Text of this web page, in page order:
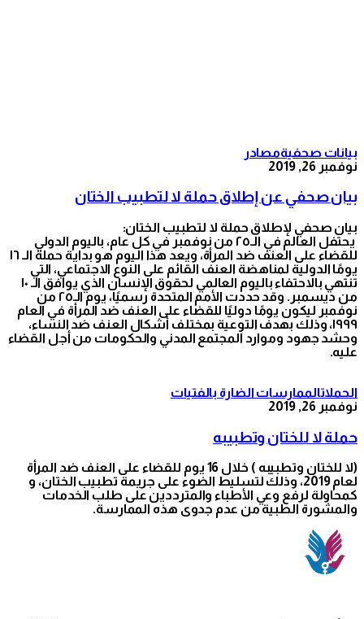
بيانات صحفيةمصادر
نوفمبر 26, 2019
بيان صحفي عن إطلاق حملة لا لتطبيب الختان
بيان صحفي لإطلاق حملة لا لتطبيب الختان:
يحتفل العالم في الـ٢٥ من نوفمبر في كل عام، باليوم الدولي
للقضاء على العنف ضد المرأة، ويعد هذا اليوم هو بداية حملة الـ ١٦
يومًا الدولية لمناهضة العنف القائم على النوع الاجتماعي، التي
تنتهي بالاحتفاء باليوم العالمي لحقوق الإنسان الذي يوافق الـ ١٠
من ديسمبر. وقد حددت الأمم المتحدة رسميًا، يوم الـ٢٥ من
نوفمبر ليكون يومًا دوليًا للقضاء على العنف ضد المرأة في العام
١٩٩٩، وذلك بهدف التوعية بمختلف أشكال العنف ضد النساء،
وحشد جهود وموارد المجتمع المدني والحكومات من أجل القضاء
عليه.
الحملاتالممارسات الضارة بالفتيات
نوفمبر 26, 2019
حملة لا للختان وتطبيبه
(لا للختان وتطبيبه ) خلال 16 يوم للقضاء على العنف ضد المرأة
لعام 2019، وذلك لتسليط الضوء على جريمة تطبيب الختان، و
كمحاولة لرفع وعي الأطباء والمترددين على طلب الخدمات
والمشورة الطبية من عدم جدوى هذه الممارسة.